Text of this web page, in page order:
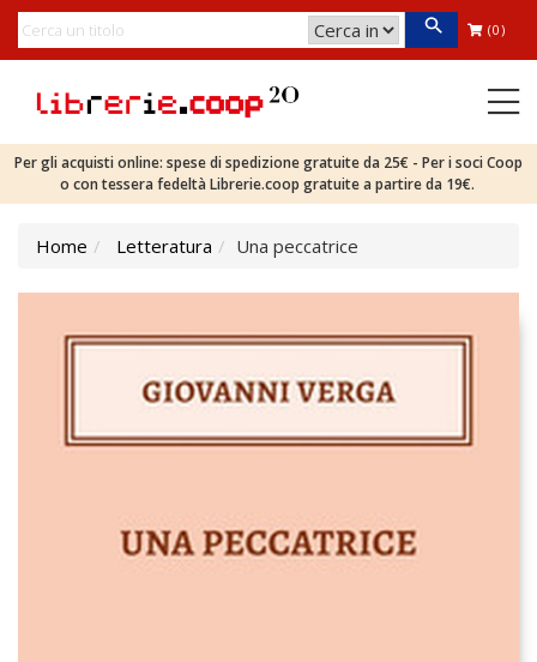
(0)
Per gli acquisti online: spese di spedizione gratuite da 25€ - Per i soci Coop
o con tessera fedeltà Librerie.coop gratuite a partire da 19€.
Home Letteratura Una peccatrice